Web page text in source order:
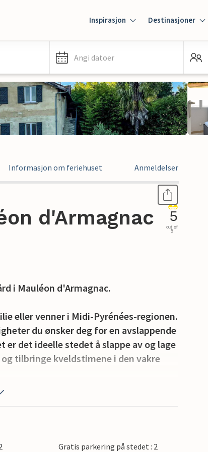
Inspirasjon Destinasjoner
Angi datoer
Informasjon om feriehuset Anmeldelser
d'Armagnac
5
out of
5
i Mauléon d'Armagnac.
eller venner i Midi-Pyrénées-regionen.
du ønsker deg for en avslappende
det ideelle stedet å slappe av og lage
tilbringe kveldstimene i den vakre
alle gjestene i feriehuset. Ligg i
modus. Sitt i hagen på
Gratis parkering på stedet : 2